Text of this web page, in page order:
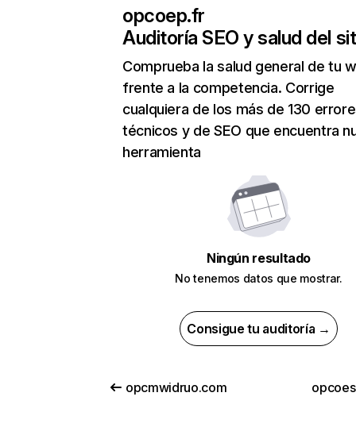
opcoep.fr
Auditoría SEO y salud del
Comprueba la salud general de tu
frente a la competencia. Corrige
cualquiera de los más de 130
técnicos y de SEO que encuentra
herramienta
Ningún resultado
No tenemos datos que mostrar.
Consigue tu auditoría →
opcmwidruo.com